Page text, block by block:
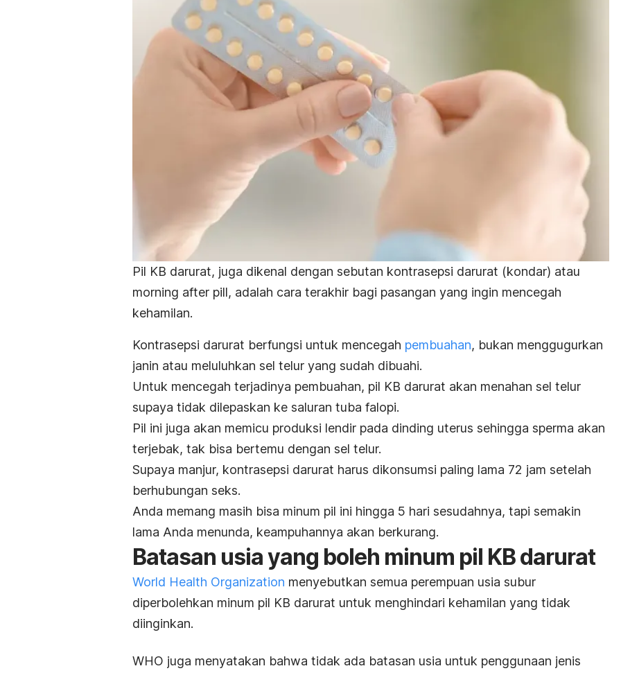
Pil KB darurat, juga dikenal dengan sebutan kontrasepsi darurat (kondar) atau
morning after pill, adalah cara terakhir bagi pasangan yang ingin mencegah
kehamilan.
Kontrasepsi darurat berfungsi untuk mencegah pembuahan, bukan menggugurkan
janin atau meluluhkan sel telur yang sudah dibuahi.
Untuk mencegah terjadinya pembuahan, pil KB darurat akan menahan sel telur
supaya tidak dilepaskan ke saluran tuba falopi.
Pil ini juga akan memicu produksi lendir pada dinding uterus sehingga sperma akan
terjebak, tak bisa bertemu dengan sel telur.
Supaya manjur, kontrasepsi darurat harus dikonsumsi paling lama 72 jam setelah
berhubungan seks.
Anda memang masih bisa minum pil ini hingga 5 hari sesudahnya, tapi semakin
lama Anda menunda, keampuhannya akan berkurang.
Batasan usia yang boleh minum pil KB darurat
World Health Organization menyebutkan semua perempuan usia subur
diperbolehkan minum pil KB darurat untuk menghindari kehamilan yang tidak
diinginkan.
WHO juga menyatakan bahwa tidak ada batasan usia untuk penggunaan jenis